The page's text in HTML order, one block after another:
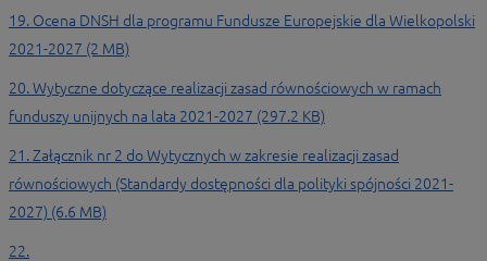
19. Ocena DNSH dla programu Fundusze Europejskie dla Wielkopolski
2021-2027 (2 MB)
20. Wytyczne dotyczące realizacji zasad równościowych w ramach
funduszy unijnych na lata 2021-2027 (297.2 KB)
21. Załącznik nr 2 do Wytycznych w zakresie realizacji zasad
równościowych (Standardy dostępności dla polityki spójności 2021-
2027) (6.6 MB)
22.